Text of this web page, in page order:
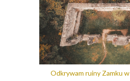
Odkrywam ruiny Zamku